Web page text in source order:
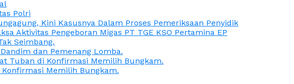
Polri
Kini Kasusnya Dalam Proses Pemeriksaan Penyidik
Aktivitas Pengeboran Migas PT TGE KSO Pertamina EP
Seimbang.
dan Pemenang Lomba.
Tuban di Konfirmasi Memilih Bungkam.
Memilih Bungkam.